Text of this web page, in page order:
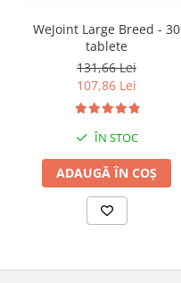
WeJoint Large Breed - 30
tablete
131,66 Lei
107,86 Lei
ÎN STOC
ADAUGĂ ÎN COȘ